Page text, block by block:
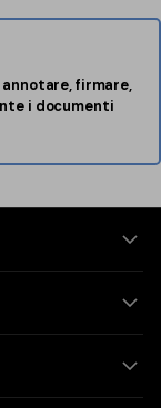
firmare,
i documenti